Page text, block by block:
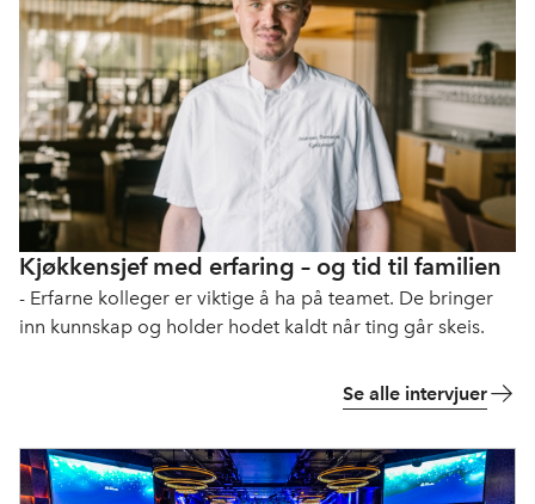
Kjøkkensjef med erfaring – og tid til familien
- Erfarne kolleger er viktige å ha på teamet. De bringer
inn kunnskap og holder hodet kaldt når ting går skeis.
Se alle intervjuer